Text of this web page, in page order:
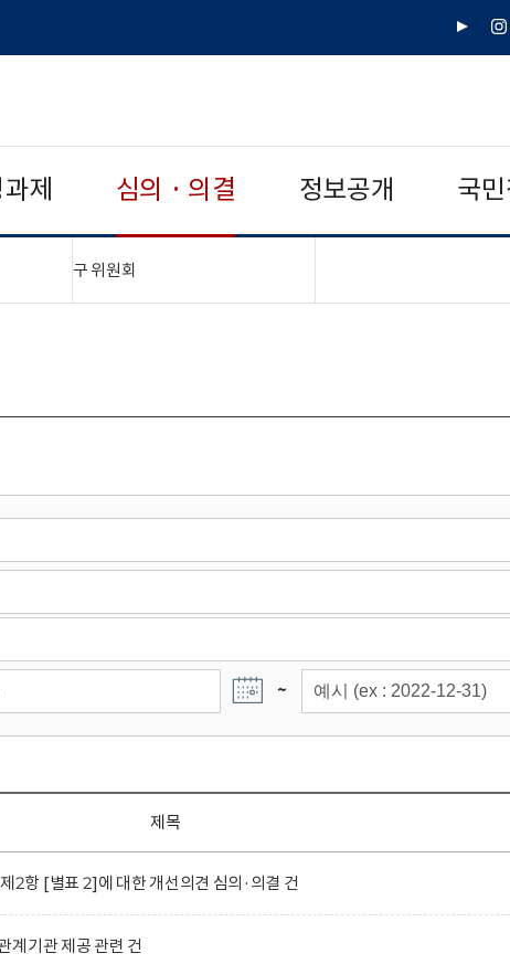
유
인
제 심의 · 의결 정보공개 국
구 위원회
~
제목
2항 [별표 2]에 대한 개선의견 심의·의결 건
계기관 제공 관련 건